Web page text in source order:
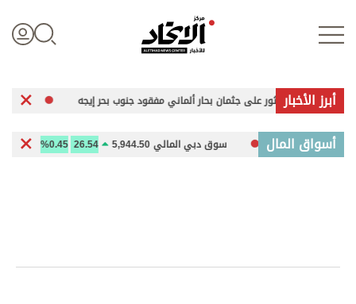
أبرز الأخبار
على جثمان بحار ألماني مفقود جنوب بحر إيجه زيلينسكي في صربيا لبحث
أسواق المالسوق دبي المالي 5,944.50 26.54
0.45% خام برنت